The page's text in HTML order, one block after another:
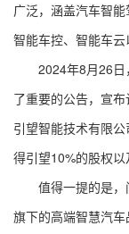
广泛，涵盖汽车智能
智能车控、智能车云
2024年8月26日
了重要的公告，宣
引望智能技术有限
得引望10%的股权以
值得一提的是，
旗下的高端智慧汽